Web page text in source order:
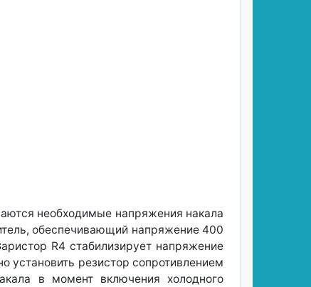
необходимые напряжения накала
обеспечивающий напряжение 400
R4 стабилизирует напряжение
установить резистор сопротивлением
в момент включения холодного